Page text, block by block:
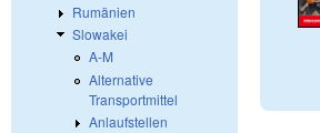
Rumänien
Slowakei
A-M
Alternative
Transportmittel
Anlaufstellen